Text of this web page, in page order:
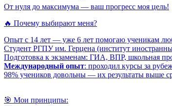
От нуля до максимума — ваш прогресс моя цель!
🔥 Почему выбирают меня?
Опыт с 14 лет — уже 6 лет помогаю ученикам
Студент РГПУ им. Герцена (институт
Подготовка к экзаменам: ГИА, ВПР, школьная
Международный опыт: проходил курсы за
98% учеников довольны — их результаты выше
🎯 Мои принципы: